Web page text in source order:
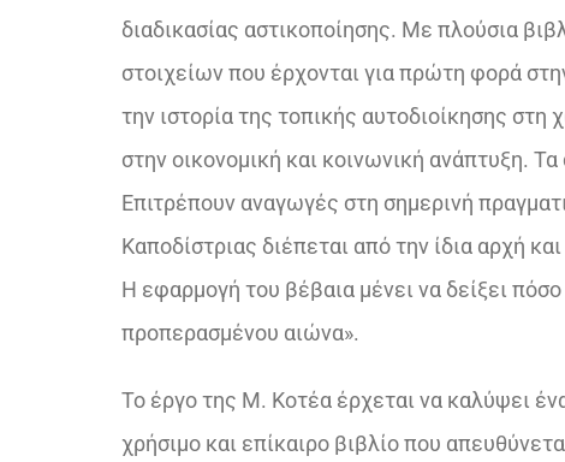
διαδικασίας αστικοποίησης. Με πλούσια
στοιχείων που έρχονται για πρώτη φορά
την ιστορία της τοπικής αυτοδιοίκησης στη
στην οικονομική και κοινωνική ανάπτυξη.
Επιτρέπουν αναγωγές στη σημερινή
Καποδίστριας διέπεται από την ίδια αρχή
Η εφαρμογή του βέβαια μένει να δείξει
προπερασμένου αιώνα».
Το έργο της Μ. Κοτέα έρχεται να καλύψει
χρήσιμο και επίκαιρο βιβλίο που